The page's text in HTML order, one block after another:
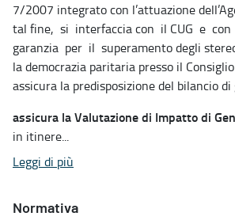
7/2007 integrato con l’attuazione
tal fine, si interfaccia con il CUG e
garanzia per il superamento degli
la democrazia paritaria presso il
assicura la predisposizione del bilancio
assicura la Valutazione di Impatto di
in itinere...
Leggi di più
Normativa